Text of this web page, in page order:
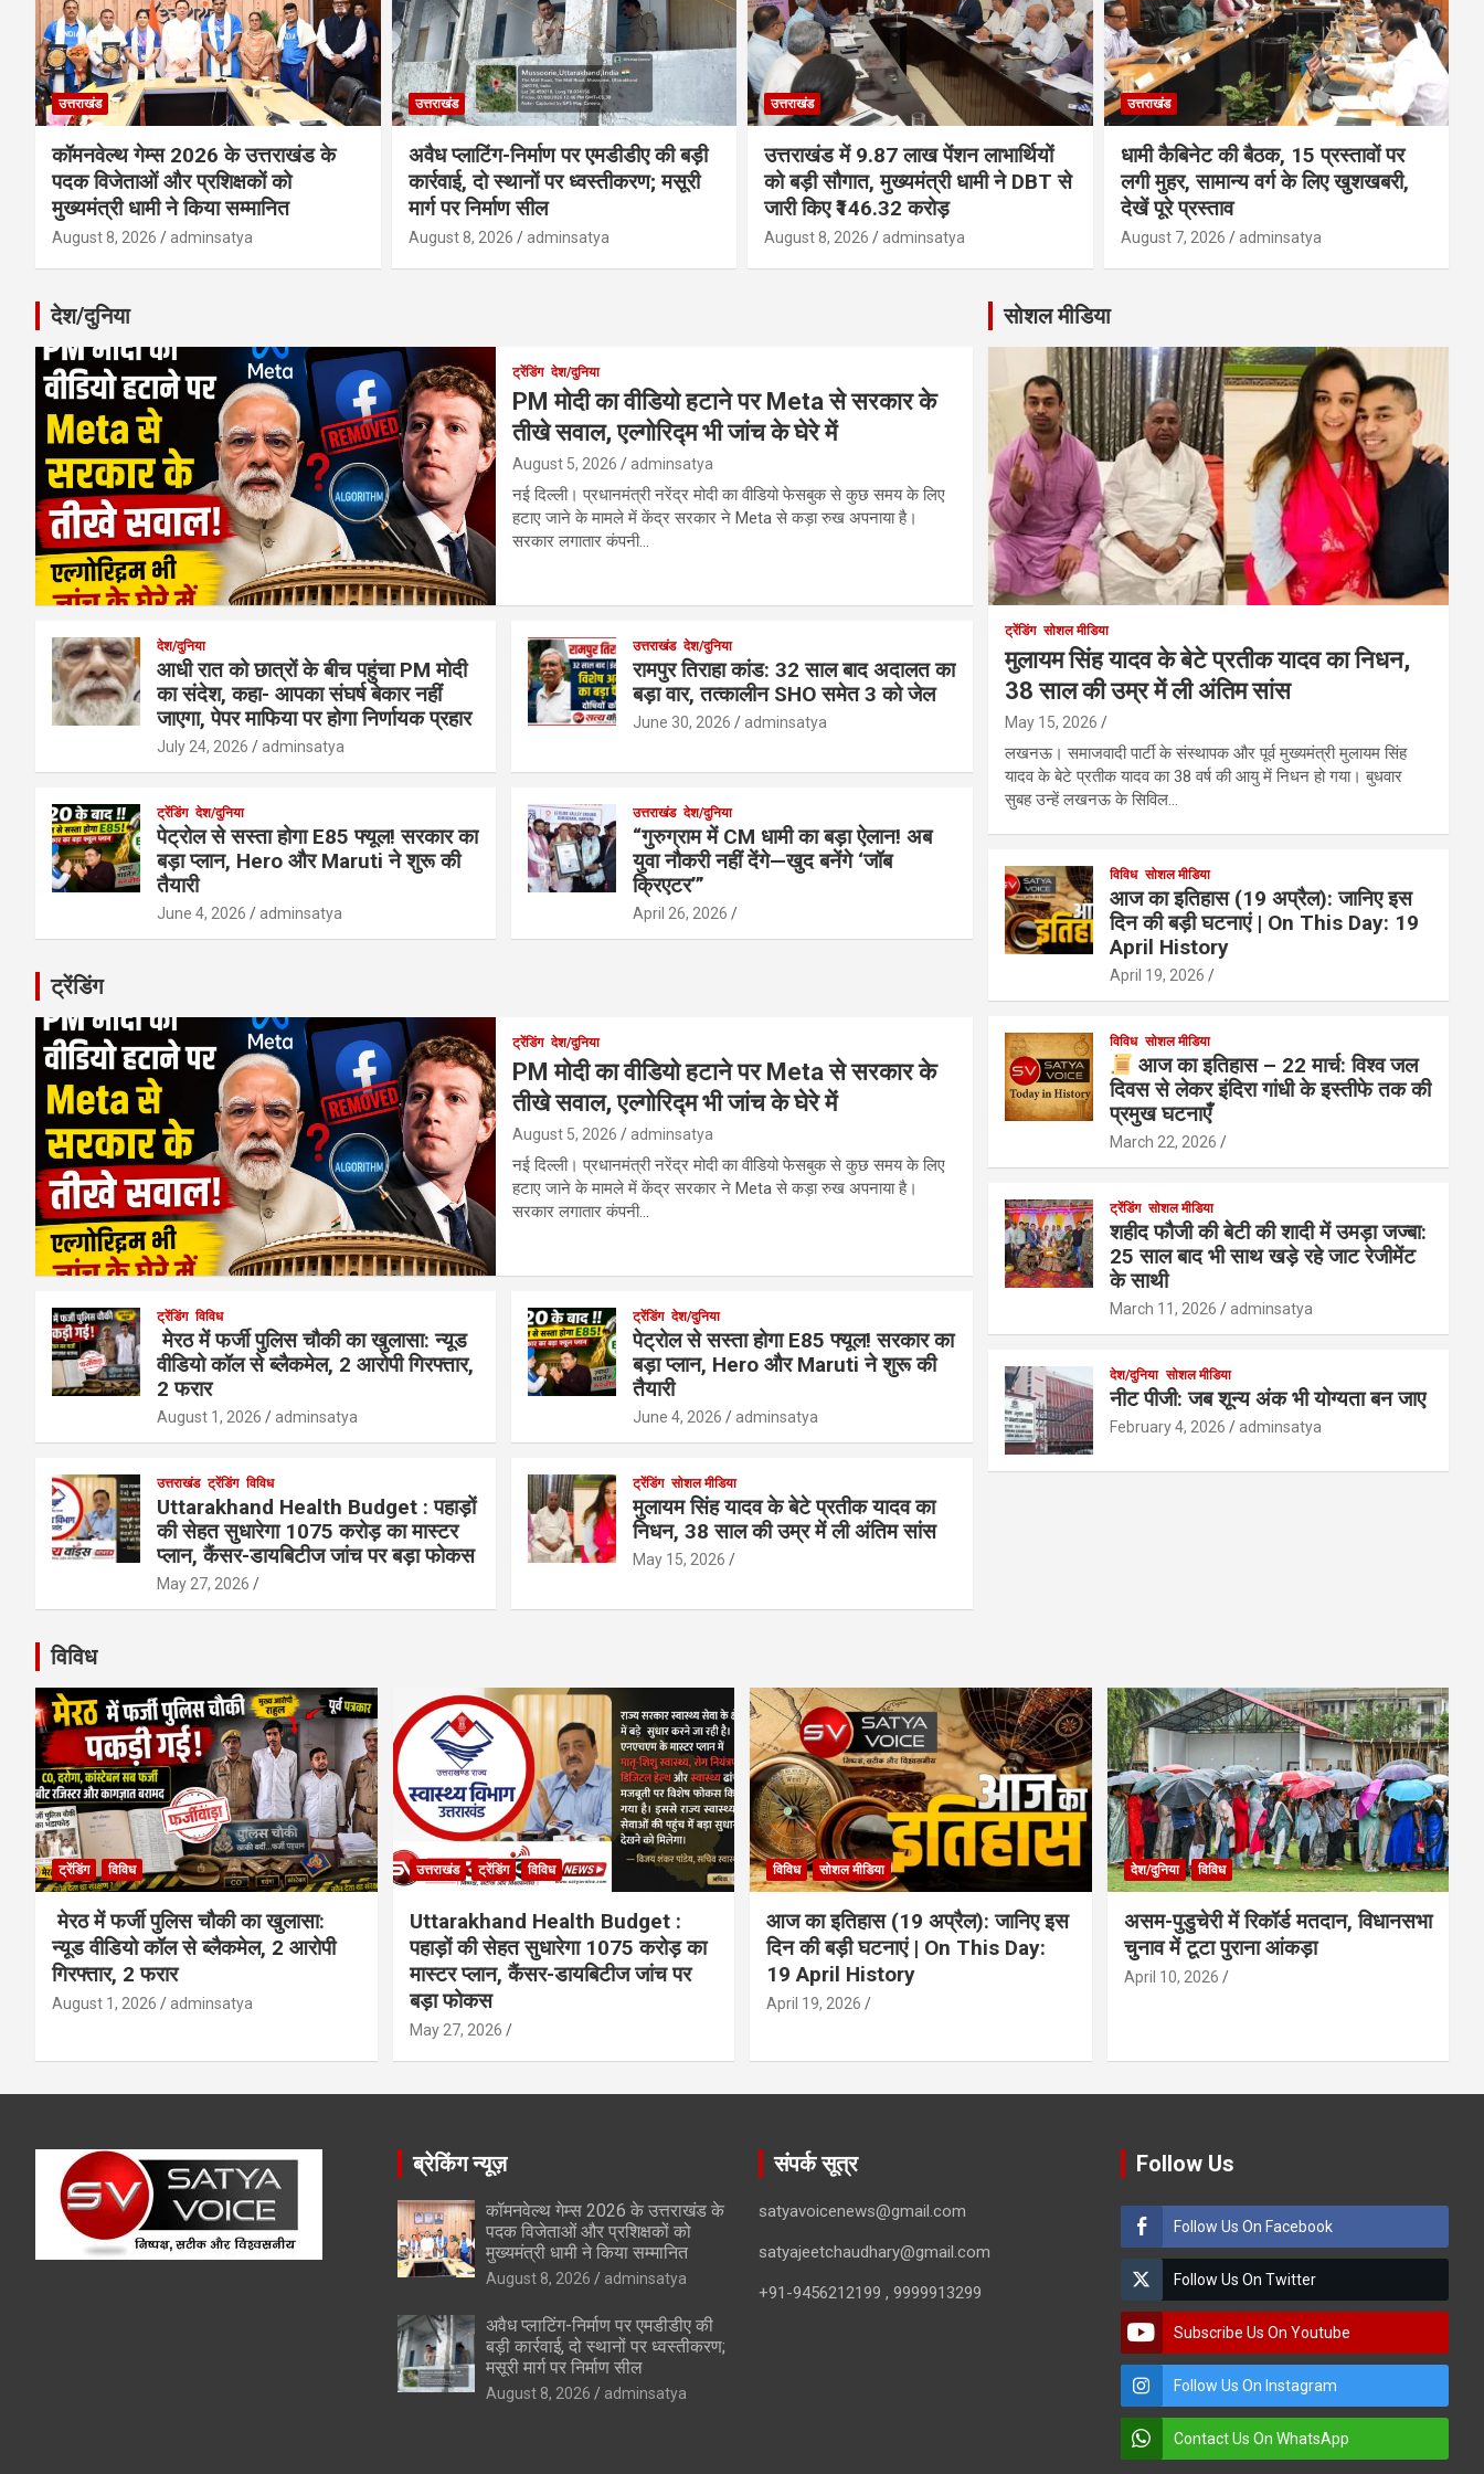
उत्तराखंड
कॉमनवेल्थ गेम्स 2026 के उत्तराखंड के
पदक विजेताओं और प्रशिक्षकों को
मुख्यमंत्री धामी ने किया सम्मानित
August 8, 2026 adminsatya
उत्तराखंड
अवैध प्लाटिंग-निर्माण पर एमडीडीए की बड़ी
कार्रवाई, दो स्थानों पर ध्वस्तीकरण; मसूरी
मार्ग पर निर्माण सील
August 8, 2026 adminsatya
उत्तराखंड
उत्तराखंड में 9.87 लाख पेंशन लाभार्थियों
को बड़ी सौगात, मुख्यमंत्री धामी ने DBT से
जारी किए ₹146.32 करोड़
August 8, 2026 adminsatya
उत्तराखंड
धामी कैबिनेट की बैठक, 15 प्रस्तावों पर
लगी मुहर, सामान्य वर्ग के लिए खुशखबरी,
देखें पूरे प्रस्ताव
August 7, 2026 adminsatya
देश/दुनिया
ट्रेंडिंग देश/दुनिया
PM मोदी का वीडियो हटाने पर Meta से सरकार के
तीखे सवाल, एल्गोरिद्म भी जांच के घेरे में
August 5, 2026 adminsatya
नई दिल्ली। प्रधानमंत्री नरेंद्र मोदी का वीडियो फेसबुक से कुछ समय के लिए
हटाए जाने के मामले में केंद्र सरकार ने Meta से कड़ा रुख अपनाया है।
सरकार लगातार कंपनी…
देश/दुनिया
आधी रात को छात्रों के बीच पहुंचा PM मोदी
का संदेश, कहा- आपका संघर्ष बेकार नहीं
जाएगा, पेपर माफिया पर होगा निर्णायक प्रहार
July 24, 2026 adminsatya
उत्तराखंड देश/दुनिया
रामपुर तिराहा कांड: 32 साल बाद अदालत का
बड़ा वार, तत्कालीन SHO समेत 3 को जेल
June 30, 2026 adminsatya
ट्रेंडिंग देश/दुनिया
पेट्रोल से सस्ता होगा E85 फ्यूल! सरकार का
बड़ा प्लान, Hero और Maruti ने शुरू की
तैयारी
June 4, 2026 adminsatya
उत्तराखंड देश/दुनिया
“गुरुग्राम में CM धामी का बड़ा ऐलान! अब
युवा नौकरी नहीं देंगे—खुद बनेंगे ‘जॉब
क्रिएटर’”
April 26, 2026
ट्रेंडिंग
ट्रेंडिंग देश/दुनिया
PM मोदी का वीडियो हटाने पर Meta से सरकार के
तीखे सवाल, एल्गोरिद्म भी जांच के घेरे में
August 5, 2026 adminsatya
नई दिल्ली। प्रधानमंत्री नरेंद्र मोदी का वीडियो फेसबुक से कुछ समय के लिए
हटाए जाने के मामले में केंद्र सरकार ने Meta से कड़ा रुख अपनाया है।
सरकार लगातार कंपनी…
ट्रेंडिंग विविध
मेरठ में फर्जी पुलिस चौकी का खुलासा: न्यूड
वीडियो कॉल से ब्लैकमेल, 2 आरोपी गिरफ्तार,
2 फरार
August 1, 2026 adminsatya
ट्रेंडिंग देश/दुनिया
पेट्रोल से सस्ता होगा E85 फ्यूल! सरकार का
बड़ा प्लान, Hero और Maruti ने शुरू की
तैयारी
June 4, 2026 adminsatya
उत्तराखंड ट्रेंडिंग विविध
Uttarakhand Health Budget : पहाड़ों
की सेहत सुधारेगा 1075 करोड़ का मास्टर
प्लान, कैंसर-डायबिटीज जांच पर बड़ा फोकस
May 27, 2026
ट्रेंडिंग सोशल मीडिया
मुलायम सिंह यादव के बेटे प्रतीक यादव का
निधन, 38 साल की उम्र में ली अंतिम सांस
May 15, 2026
सोशल मीडिया
ट्रेंडिंग सोशल मीडिया
मुलायम सिंह यादव के बेटे प्रतीक यादव का निधन,
38 साल की उम्र में ली अंतिम सांस
May 15, 2026
लखनऊ। समाजवादी पार्टी के संस्थापक और पूर्व मुख्यमंत्री मुलायम सिंह
यादव के बेटे प्रतीक यादव का 38 वर्ष की आयु में निधन हो गया। बुधवार
सुबह उन्हें लखनऊ के सिविल…
विविध सोशल मीडिया
आज का इतिहास (19 अप्रैल): जानिए इस
दिन की बड़ी घटनाएं | On This Day: 19
April History
April 19, 2026
विविध सोशल मीडिया
आज का इतिहास – 22 मार्च: विश्व जल
दिवस से लेकर इंदिरा गांधी के इस्तीफे तक की
प्रमुख घटनाएँ
March 22, 2026
ट्रेंडिंग सोशल मीडिया
शहीद फौजी की बेटी की शादी में उमड़ा जज्बा:
25 साल बाद भी साथ खड़े रहे जाट रेजीमेंट
के साथी
March 11, 2026 adminsatya
देश/दुनिया सोशल मीडिया
नीट पीजी: जब शून्य अंक भी योग्यता बन जाए
February 4, 2026 adminsatya
विविध
ट्रेंडिंग विविध
मेरठ में फर्जी पुलिस चौकी का खुलासा:
न्यूड वीडियो कॉल से ब्लैकमेल, 2 आरोपी
गिरफ्तार, 2 फरार
August 1, 2026 adminsatya
उत्तराखंड ट्रेंडिंग विविध
Uttarakhand Health Budget :
पहाड़ों की सेहत सुधारेगा 1075 करोड़ का
मास्टर प्लान, कैंसर-डायबिटीज जांच पर
बड़ा फोकस
May 27, 2026
विविध सोशल मीडिया
आज का इतिहास (19 अप्रैल): जानिए इस
दिन की बड़ी घटनाएं | On This Day:
19 April History
April 19, 2026
देश/दुनिया विविध
असम-पुडुचेरी में रिकॉर्ड मतदान, विधानसभा
चुनाव में टूटा पुराना आंकड़ा
April 10, 2026
ब्रेकिंग न्यूज़
कॉमनवेल्थ गेम्स 2026 के उत्तराखंड के
पदक विजेताओं और प्रशिक्षकों को
मुख्यमंत्री धामी ने किया सम्मानित
August 8, 2026 adminsatya
अवैध प्लाटिंग-निर्माण पर एमडीडीए की
बड़ी कार्रवाई, दो स्थानों पर ध्वस्तीकरण;
मसूरी मार्ग पर निर्माण सील
August 8, 2026 adminsatya
संपर्क सूत्र
satyavoicenews@gmail.com
satyajeetchaudhary@gmail.com
+91-9456212199 , 9999913299
Follow Us
Follow Us On Facebook
Follow Us On Twitter
Subscribe Us On Youtube
Follow Us On Instagram
Contact Us On WhatsApp